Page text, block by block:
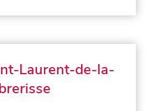
Laurent-de-la-